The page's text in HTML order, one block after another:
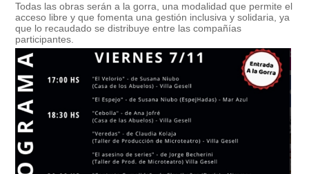
Todas las obras serán a la gorra, una modalidad que permite el
acceso libre y que fomenta una gestión inclusiva y solidaria, ya
que lo recaudado se distribuye entre las compañías
participantes.